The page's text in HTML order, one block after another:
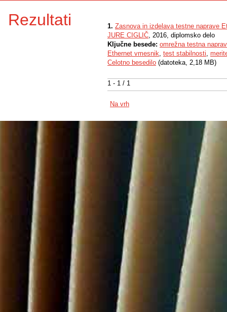
Rezultati
1 - 1 / 1
1. Zasnova in izdelava testne naprave
JURE CIGLIČ, 2016, diplomsko delo
Ključne besede: omrežna testna
Ethernet vmesnik, test stabilnosti,
Celotno besedilo (datoteka, 2,18 MB)
Na vrh